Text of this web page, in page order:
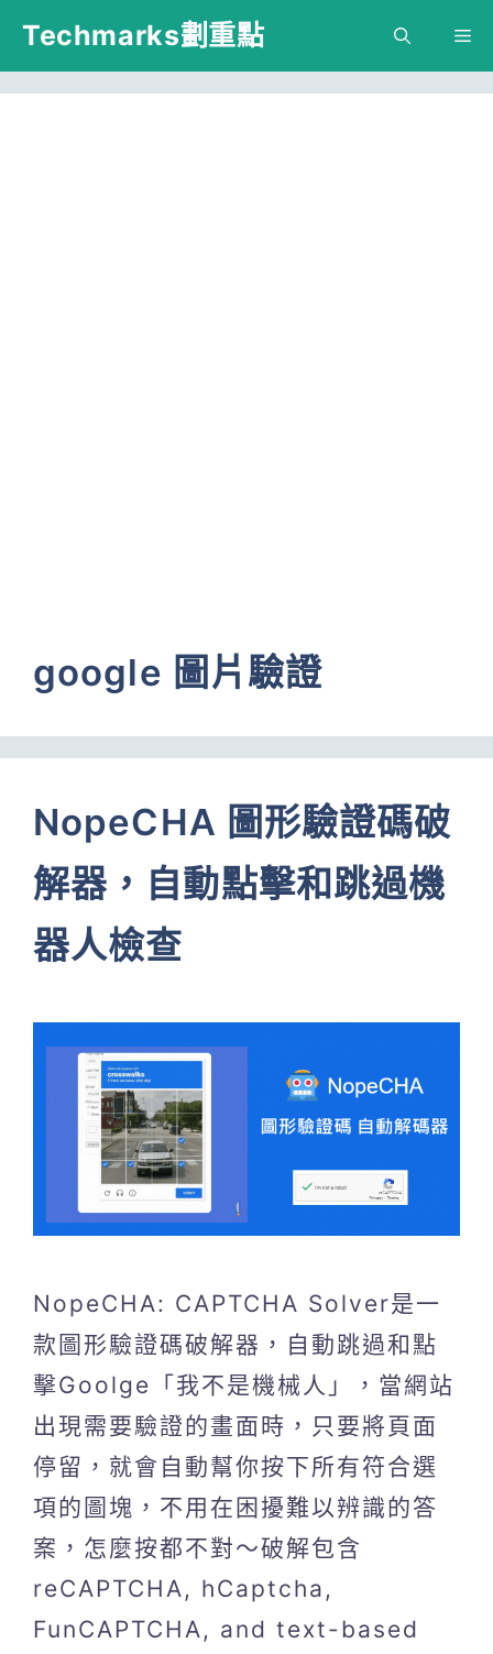
跳
主
Techmarks劃重點
google 圖片驗證
NopeCHA 圖形驗證碼破
解器，自動點擊和跳過機
器人檢查
NopeCHA: CAPTCHA Solver是一
款圖形驗證碼破解器，自動跳過和點
擊Goolge「我不是機械人」，當網站
出現需要驗證的畫面時，只要將頁面
停留，就會自動幫你按下所有符合選
項的圖塊，不用在困擾難以辨識的答
案，怎麼按都不對～破解包含
reCAPTCHA, hCaptcha,
FunCAPTCHA, and text-based